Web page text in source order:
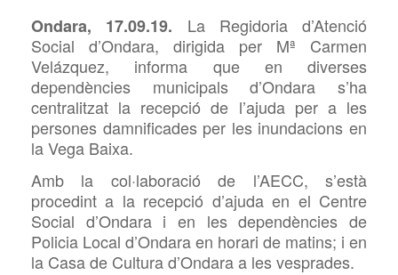
Ondara, 17.09.19. La Regidoria d’Atenció
Social d’Ondara, dirigida per Mª Carmen
Velázquez, informa que en diverses
dependències municipals d’Ondara s’ha
centralitzat la recepció de l’ajuda per a les
persones damnificades per les inundacions en
la Vega Baixa.
Amb la col·laboració de l’AECC, s’està
procedint a la recepció d’ajuda en el Centre
Social d’Ondara i en les dependències de
Policia Local d’Ondara en horari de matins; i en
la Casa de Cultura d’Ondara a les vesprades.